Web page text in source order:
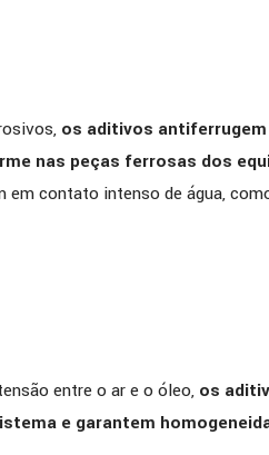
os aditivos
nas peças ferrosas dos
contato intenso de água,
entre o ar e o óleo, os
e garantem